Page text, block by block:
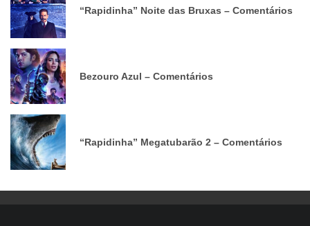
“Rapidinha” Noite das Bruxas – Comentários
Bezouro Azul – Comentários
“Rapidinha” Megatubarão 2 – Comentários